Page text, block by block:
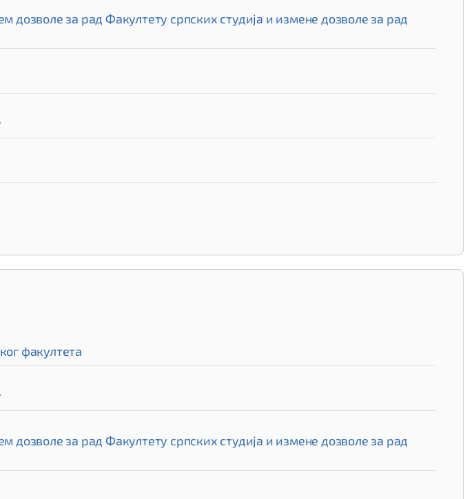
за рад Факултету српских студија и измене дозволе за рад
факултета
за рад Факултету српских студија и измене дозволе за рад